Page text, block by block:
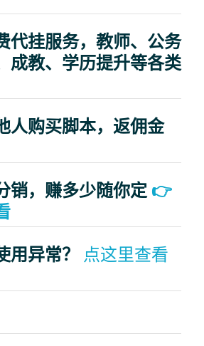
代挂服务，教师、公务
成教、学历提升等各类
人购买脚本，返佣金
销，赚多少随你定 👉
用异常？ 点这里查看